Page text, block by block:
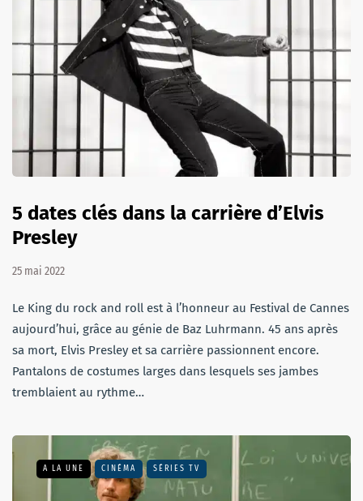
5 dates clés dans la carrière d’Elvis
Presley
25 mai 2022
Le King du rock and roll est à l’honneur au Festival de Cannes
aujourd’hui, grâce au génie de Baz Luhrmann. 45 ans après
sa mort, Elvis Presley et sa carrière passionnent encore.
Pantalons de costumes larges dans lesquels ses jambes
tremblaient au rythme…
A LA UNE CINÉMA SÉRIES TV